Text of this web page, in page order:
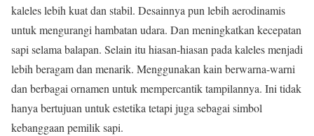
kaleles lebih kuat dan stabil. Desainnya pun lebih aerodinamis
untuk mengurangi hambatan udara. Dan meningkatkan kecepatan
sapi selama balapan. Selain itu hiasan-hiasan pada kaleles menjadi
lebih beragam dan menarik. Menggunakan kain berwarna-warni
dan berbagai ornamen untuk mempercantik tampilannya. Ini tidak
hanya bertujuan untuk estetika tetapi juga sebagai simbol
kebanggaan pemilik sapi.